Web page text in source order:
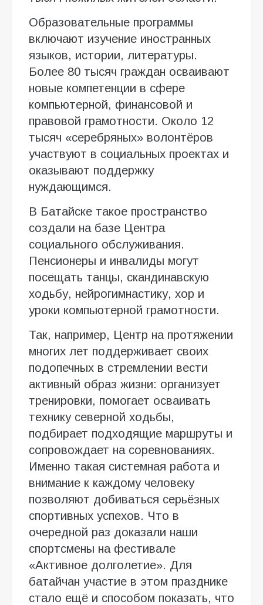
Образовательные программы
включают изучение иностранных
языков, истории, литературы.
Более 80 тысяч граждан осваивают
новые компетенции в сфере
компьютерной, финансовой и
правовой грамотности. Около 12
тысяч «серебряных» волонтёров
участвуют в социальных проектах и
оказывают поддержку
нуждающимся.
В Батайске такое пространство
создали на базе Центра
социального обслуживания.
Пенсионеры и инвалиды могут
посещать танцы, скандинавскую
ходьбу, нейрогимнастику, хор и
уроки компьютерной грамотности.
Так, например, Центр на протяжении
многих лет поддерживает своих
подопечных в стремлении вести
активный образ жизни: организует
тренировки, помогает осваивать
технику северной ходьбы,
подбирает подходящие маршруты и
сопровождает на соревнованиях.
Именно такая системная работа и
внимание к каждому человеку
позволяют добиваться серьёзных
спортивных успехов. Что в
очередной раз доказали наши
спортсмены на фестивале
«Активное долголетие». Для
батайчан участие в этом празднике
стало ещё и способом показать, что